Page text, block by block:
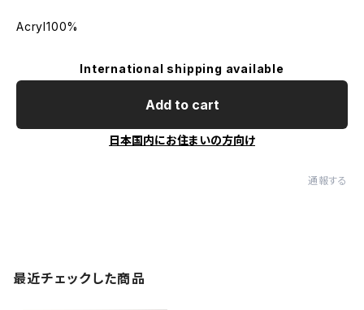
Acryl100%
International shipping available
Add to cart
日本国内にお住まいの方向け
通報する
最近チェックした商品